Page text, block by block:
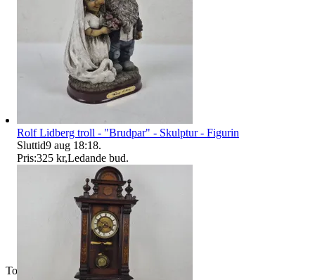
Toppsäljare
Rolf Lidberg troll - "Brudpar" - Skulptur - Figurin
Sluttid9 aug 18:18.
Pris:325 kr,Ledande bud.